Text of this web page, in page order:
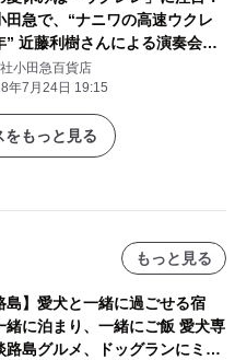
田急で、“ナニワの高速ウクレ
” 近藤利樹さんによる演奏会を
ます！
小田急百貨店
年7月24日 19:15
をもっと見る
もっと見る
島】愛犬と一緒に過ごせる宿
緒に泊まり、一緒にご飯 愛犬専
路島グルメ、ドッグランにミニ